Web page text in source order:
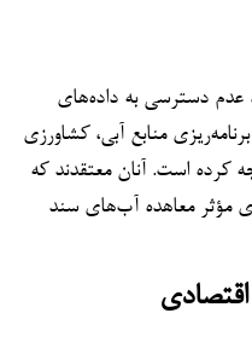
عدم دسترسی به داده‌های
منابع آبی، کشاورزی
کرده است. آنان معتقدند که
مؤثر معاهده آب‌های سند